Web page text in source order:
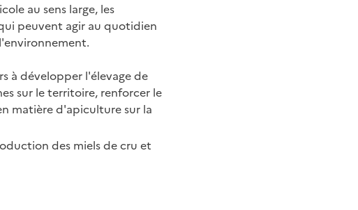
au sens large, les
peuvent agir au quotidien
à développer l'élevage de
sur le territoire, renforcer le
matière d'apiculture sur la
des miels de cru et